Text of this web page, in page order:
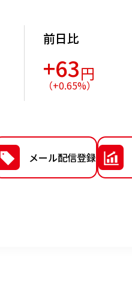
前日比
+63円
（+0.65%）
メール配信登録